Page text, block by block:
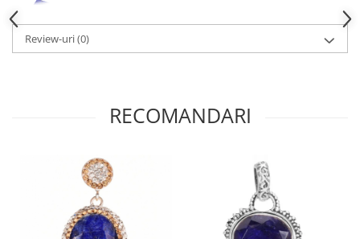
Review-uri(0)
RECOMANDARI